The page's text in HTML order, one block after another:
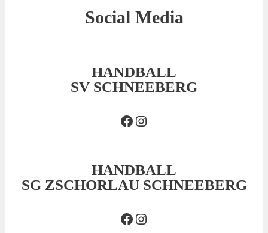
Social Media
HANDBALL
SV SCHNEEBERG
Facebook SVSInsta SVS
HANDBALL
SG ZSCHORLAU SCHNEEBERG
Facebook SGInsta SG